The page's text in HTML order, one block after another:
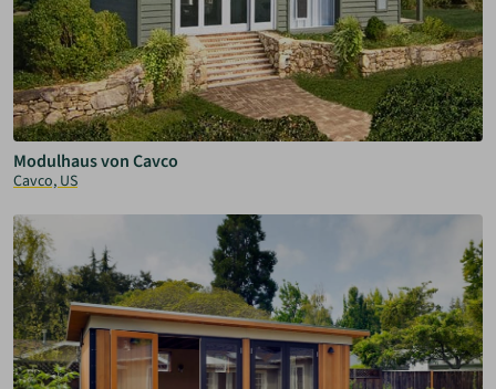
Modulhaus von Cavco
Cavco, US